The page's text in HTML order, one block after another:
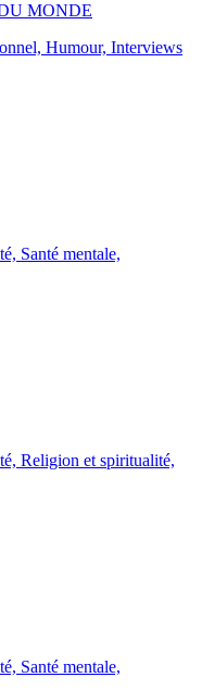
MONDE
Humour, Interviews
Santé mentale,
Religion et spiritualité,
Santé mentale,